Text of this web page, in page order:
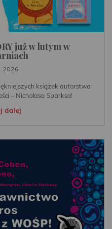
już w lutym w
2026
książek autorstwa
– Nicholasa Sparksa!
dalej